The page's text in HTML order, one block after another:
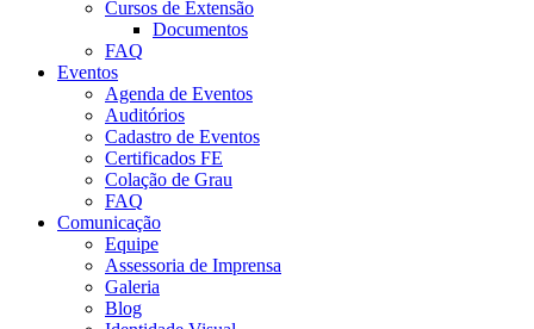
Cursos de Extensão
Documentos
FAQ
Eventos
Agenda de Eventos
Auditórios
Cadastro de Eventos
Certificados FE
Colação de Grau
FAQ
Comunicação
Equipe
Assessoria de Imprensa
Galeria
Blog